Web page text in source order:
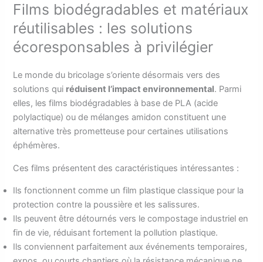
Films biodégradables et matériaux
réutilisables : les solutions
écoresponsables à privilégier
Le monde du bricolage s’oriente désormais vers des
solutions qui réduisent l’impact environnemental. Parmi
elles, les films biodégradables à base de PLA (acide
polylactique) ou de mélanges amidon constituent une
alternative très prometteuse pour certaines utilisations
éphémères.
Ces films présentent des caractéristiques intéressantes :
Ils fonctionnent comme un film plastique classique pour la
protection contre la poussière et les salissures.
Ils peuvent être détournés vers le compostage industriel en
fin de vie, réduisant fortement la pollution plastique.
Ils conviennent parfaitement aux événements temporaires,